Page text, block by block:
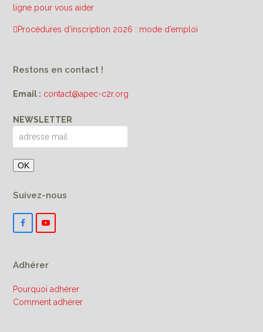
ligne pour vous aider
Procédures d’inscription 2026 : mode d’emploi
Restons en contact !
Email : contact@apec-c2r.org
NEWSLETTER
Suivez-nous
F
a
b
o
Y
o
b
Adhérer
Pourquoi adhérer
Comment adhérer